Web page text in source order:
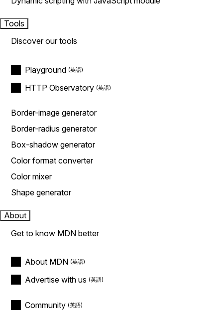
Tools
Discover our tools
Playground
HTTP Observatory
Border-image generator
Border-radius generator
Box-shadow generator
Color format converter
Color mixer
Shape generator
About
Get to know MDN better
About MDN
Advertise with us
Community